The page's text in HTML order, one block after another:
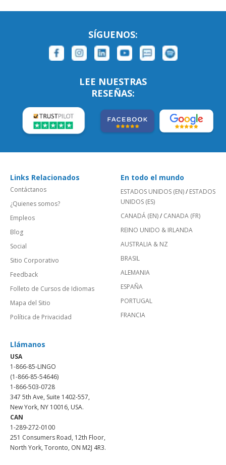
SÍGUENOS:
LEE NUESTRAS
RESEÑAS:
Links Relacionados
Contáctanos
¿Quienes somos?
Empleos
Blog
Social
Sitio Corporativo
Feedback
Folleto de Cursos de Idiomas
Mapa del Sitio
Política de Privacidad
En todo el mundo
ESTADOS UNIDOS (EN)/ ESTADOS
UNIDOS (ES)
CANADÁ (EN)/ CANADA (FR)
REINO UNIDO & IRLANDA
AUSTRALIA & NZ
BRASIL
ALEMANIA
ESPAÑA
PORTUGAL
FRANCIA
Llámanos
USA
1-866-85-LINGO
(1-866-85-54646)
1-866-503-0728
347 5th Ave, Suite 1402-557,
New York, NY 10016, USA.
CAN
1-289-272-0100
251 Consumers Road, 12th Floor,
North York, Toronto, ON M2J 4R3.